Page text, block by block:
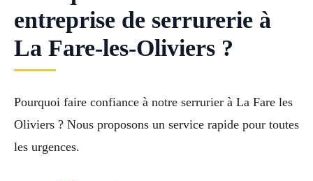
entreprise de serrurerie à
La Fare-les-Oliviers ?
Pourquoi faire confiance à notre serrurier à La Fare les
Oliviers ? Nous proposons un service rapide pour toutes
les urgences.